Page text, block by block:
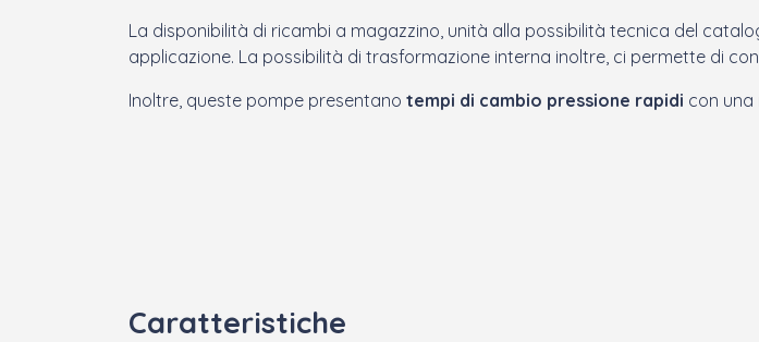
La disponibilità di ricambi a magazzino, unità alla possibilità tecnica del
applicazione. La possibilità di trasformazione interna inoltre, ci permette di
Inoltre, queste pompe presentano tempi di cambio pressione rapidi con
Caratteristiche